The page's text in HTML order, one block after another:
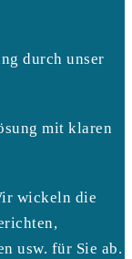
durch unser
mit klaren
wickeln die
usw. für Sie ab.